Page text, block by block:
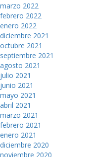
marzo 2022
febrero 2022
enero 2022
diciembre 2021
octubre 2021
septiembre 2021
agosto 2021
julio 2021
junio 2021
mayo 2021
abril 2021
marzo 2021
febrero 2021
enero 2021
diciembre 2020
noviembre 2020